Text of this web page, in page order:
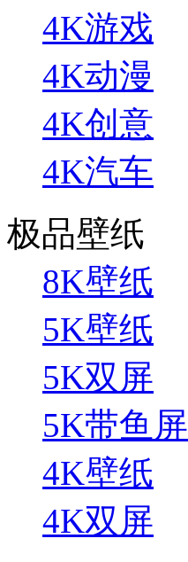
4K游戏
4K动漫
4K创意
4K汽车
极品壁纸
8K壁纸
5K壁纸
5K双屏
5K带鱼屏
4K壁纸
4K双屏